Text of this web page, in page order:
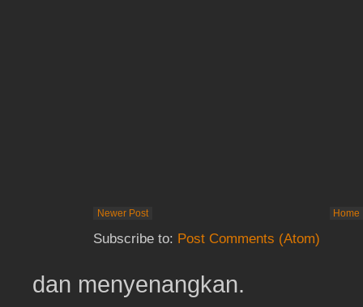
Newer Post Home
Subscribe to: Post Comments (Atom)
dan menyenangkan.